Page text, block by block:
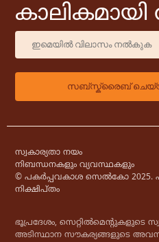
സ്വകാര്യതാ നയം
നിബന്ധനകളും വ്യവസ്ഥകളും
© പകർപ്പവകാശ സെൽകോ 2025.
നിക്ഷിപ്തം
ഭൂപ്രദേശം, സെറ്റിൽമെൻ്റുകളുടെ
അടിസ്ഥാന സൗകര്യങ്ങളുടെ